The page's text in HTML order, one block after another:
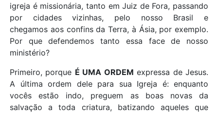
igreja é missionária, tanto em Juiz de Fora, passando
por cidades vizinhas, pelo nosso Brasil e
chegamos aos confins da Terra, à Ásia, por exemplo.
Por que defendemos tanto essa face de nosso
ministério?
Primeiro, porque É UMA ORDEM expressa de Jesus.
A última ordem dele para sua Igreja é: enquanto
vocês estão indo, preguem as boas novas da
salvação a toda criatura, batizando aqueles que